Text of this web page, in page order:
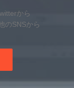
から
のSNSから